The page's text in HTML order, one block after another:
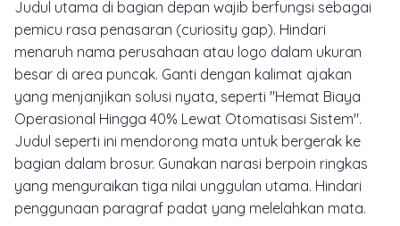
Judul utama di bagian depan wajib berfungsi sebagai
pemicu rasa penasaran (curiosity gap). Hindari
menaruh nama perusahaan atau logo dalam ukuran
besar di area puncak. Ganti dengan kalimat ajakan
yang menjanjikan solusi nyata, seperti "Hemat Biaya
Operasional Hingga 40% Lewat Otomatisasi Sistem".
Judul seperti ini mendorong mata untuk bergerak ke
bagian dalam brosur. Gunakan narasi berpoin ringkas
yang menguraikan tiga nilai unggulan utama. Hindari
penggunaan paragraf padat yang melelahkan mata.